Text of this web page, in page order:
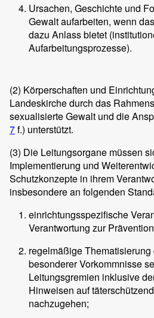
Ursachen, Geschichte und
Gewalt aufarbeiten, wenn
dazu Anlass bietet
Aufarbeitungsprozesse).
(2) Körperschaften und
Landeskirche durch das
sexualisierte Gewalt und die
7f.) unterstützt.
(3) Die Leitungsorgane müssen
Implementierung und
Schutzkonzepte in ihrem
insbesondere an folgenden
einrichtungsspezifische
Verantwortung zur
regelmäßige Thematisierung
besonderer Vorkommnisse
Leitungsgremien inklusive
Hinweisen auf
nachzugehen;